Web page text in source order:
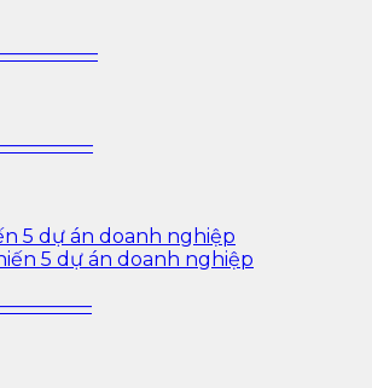
5 dự án doanh nghiệp
5 dự án doanh nghiệp